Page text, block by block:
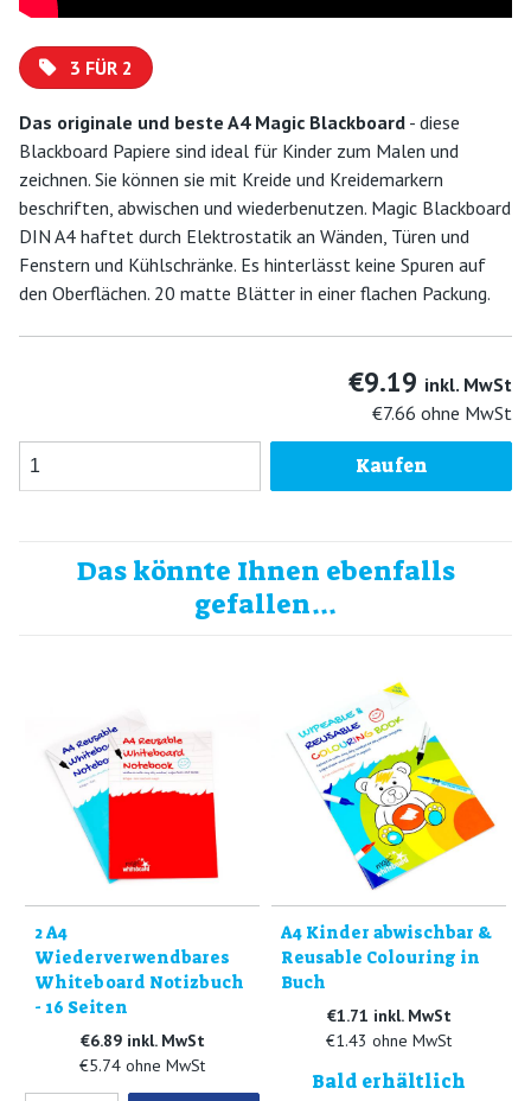
3 FÜR 2
Das originale und beste A4 Magic Blackboard - diese
Blackboard Papiere sind ideal für Kinder zum Malen und
zeichnen. Sie können sie mit Kreide und Kreidemarkern
beschriften, abwischen und wiederbenutzen. Magic Blackboard
DIN A4 haftet durch Elektrostatik an Wänden, Türen und
Fenstern und Kühlschränke. Es hinterlässt keine Spuren auf
den Oberflächen. 20 matte Blätter in einer flachen Packung.
€9.19 inkl. MwSt
€7.66 ohne MwSt
Kaufen
Das könnte Ihnen ebenfalls
gefallen...
2 A4
Wiederverwendbares
Whiteboard Notizbuch
- 16 Seiten
€6.89 inkl. MwSt
€5.74 ohne MwSt
A4 Kinder abwischbar &
Reusable Colouring in
Buch
€1.71 inkl. MwSt
€1.43 ohne MwSt
Bald erhältlich